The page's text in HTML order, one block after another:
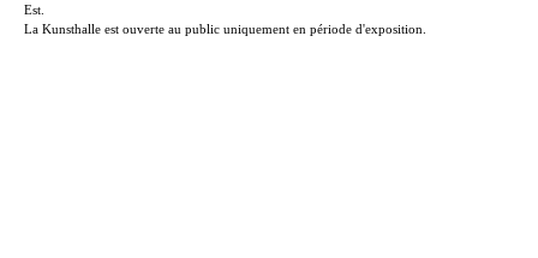
Est.
La Kunsthalle est ouverte au public uniquement en période d'exposition.